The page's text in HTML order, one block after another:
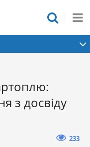
з досвіду
233